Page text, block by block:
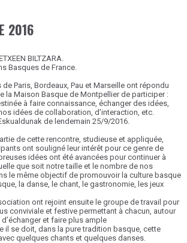
2016
BILTZARA.
Basques de France.
Paris, Bordeaux, Pau et Marseille ont répondu
la Maison Basque de Montpellier de participer :
à faire connaissance, échanger des idées,
idées de collaboration, d’interaction, etc.
de lendemain 25/9/2016.
de cette rencontre, studieuse et appliquée,
ont souligné leur intérêt pour ce genre de
idées ont été avancées pour continuer à
que soit notre taille et le nombre de nos
le même objectif de promouvoir la culture basque
la danse, le chant, le gastronomie, les jeux
ont rejoint ensuite le groupe de travail pour
conviviale et festive permettant à chacun, autour
et faire plus ample
il se doit, dans la pure tradition basque, cette
quelques chants et quelques danses.